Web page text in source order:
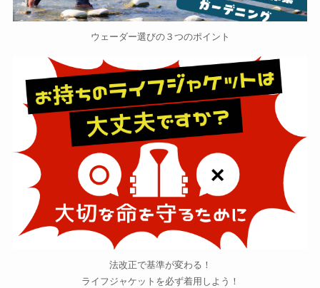
ウェーダー選びの３つのポイント
法改正で基準が変わる！
ライフジャケットを必ず着用しよう！